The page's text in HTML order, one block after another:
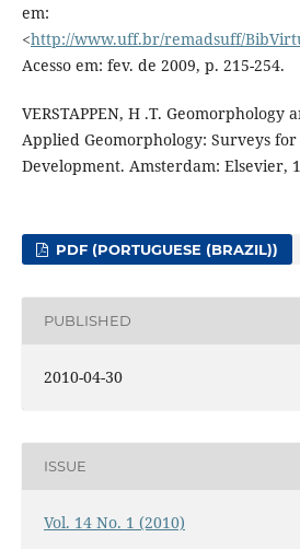
em:
<http://www.uff.br/remadsuff/
Acesso em: fev. de 2009, p. 215-254.
VERSTAPPEN, H .T. Geomorphology
Applied Geomorphology: Surveys
Development. Amsterdam: Elsevier,
PDF (PORTUGUESE (BRAZIL))
PUBLISHED
2010-04-30
ISSUE
Vol. 14 No. 1 (2010)